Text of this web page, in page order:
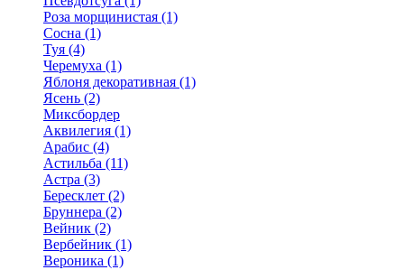
Роза морщинистая (1)
Сосна (1)
Туя (4)
Черемуха (1)
Яблоня декоративная (1)
Ясень (2)
Миксбордер
Аквилегия (1)
Арабис (4)
Астильба (11)
Астра (3)
Бересклет (2)
Бруннера (2)
Вейник (2)
Вербейник (1)
Вероника (1)